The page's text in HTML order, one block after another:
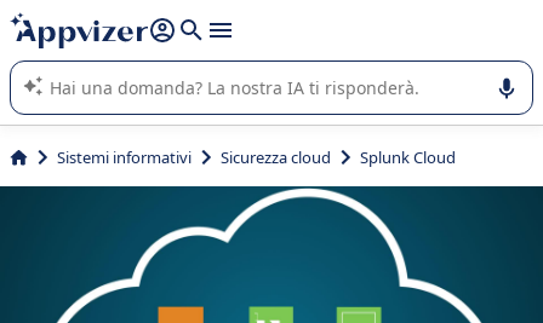
righe con
shift + enter
L'IA di Appvizer vi guida nell'utilizzo o nella scelta di un
software SaaS per la vostra azienda.
Sistemi informativi Sicurezza cloud Splunk Cloud